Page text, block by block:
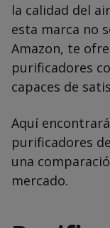
la calidad del
esta marca no
Amazon, te
purificadores
capaces de
Aquí
purificadores
una
mercado.